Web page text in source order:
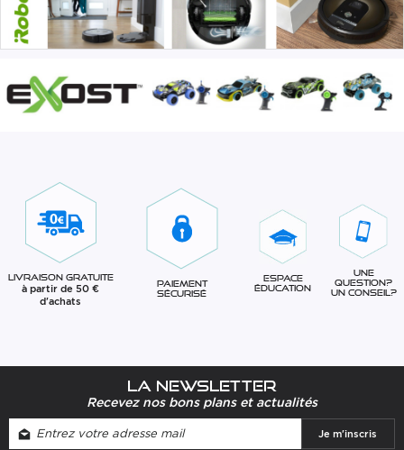
Livraison gratuite
à partir de 50 €
d'achats
Paiement
sécurisé
Espace
éducation
Une
question?
Un conseil?
La newsletter
Recevez nos bons plans et actualités